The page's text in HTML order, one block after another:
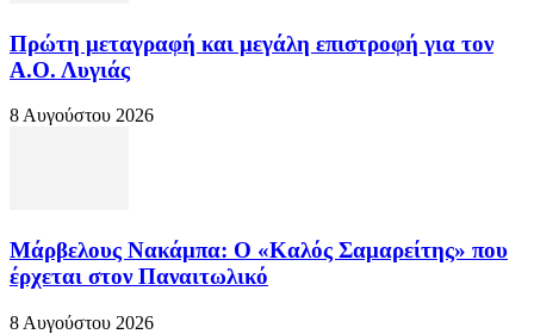
Πρώτη μεταγραφή και μεγάλη επιστροφή για τον
Α.Ο. Λυγιάς
8 Αυγούστου 2026
Μάρβελους Νακάμπα: Ο «Καλός Σαμαρείτης» που
έρχεται στον Παναιτωλικό
8 Αυγούστου 2026